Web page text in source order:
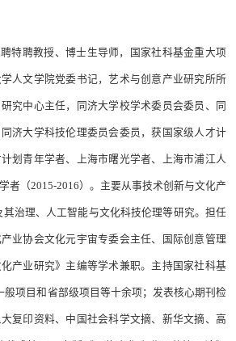
特聘教授、博士生导师，国家社科基金重大项
人文学院党委书记，艺术与创意产业研究所所
究中心主任，同济大学校学术委员会委员、同
济大学科技伦理委员会委员，获国家级人才计
划青年学者、上海市曙光学者、上海市浦江人
者（2015-2016）。主要从事技术创新与文化产
治理、人工智能与文化科技伦理等研究。担任
业协会文化元宇宙专委会主任、国际创意管理
产业研究》主编等学术兼职。主持国家社科基
般项目和省部级项目等十余项；发表核心期刊检
复印资料、中国社会科学文摘、新华文摘、高